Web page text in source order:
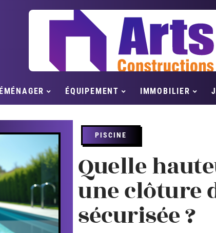
ÉQUIPEMENT IMMOBILIER
PISCINE
Quelle
une clôture
sécurisée ?